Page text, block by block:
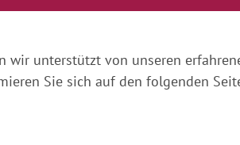
wir unterstützt von unseren
Sie sich auf den folgenden